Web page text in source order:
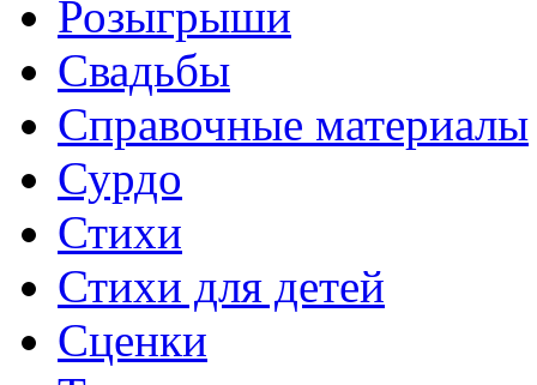
Розыгрыши
Свадьбы
Справочные материалы
Сурдо
Стихи
Стихи для детей
Сценки